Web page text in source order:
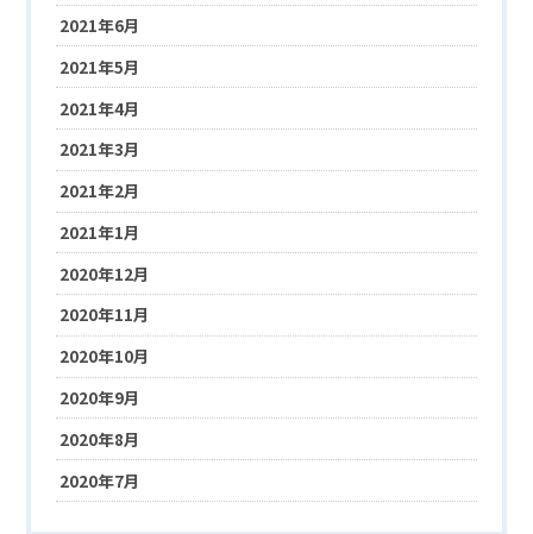
2021年6月
2021年5月
2021年4月
2021年3月
2021年2月
2021年1月
2020年12月
2020年11月
2020年10月
2020年9月
2020年8月
2020年7月